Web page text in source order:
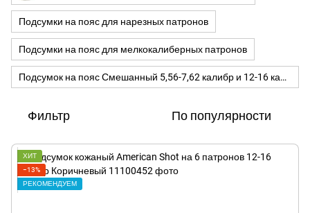
Подсумки на пояс для нарезных патронов
Подсумки на пояс для мелкокалиберных патронов
Подсумок на пояс Смешанный 5,56-7,62 калибр и 12-16 калибр
Фильтр По популярности
ХИТ
−13%
РЕКОМЕНДУЕМ